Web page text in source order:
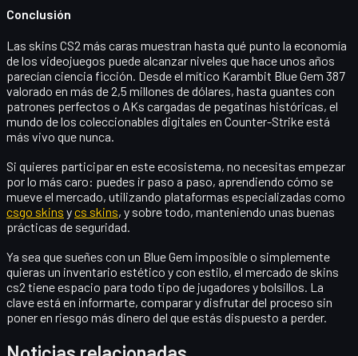
Conclusión
Las skins CS2 más caras muestran hasta qué punto la economía
de los videojuegos puede alcanzar niveles que hace unos años
parecían ciencia ficción. Desde el mítico Karambit Blue Gem 387
valorado en más de 2,5 millones de dólares, hasta guantes con
patrones perfectos o AKs cargadas de pegatinas históricas, el
mundo de los coleccionables digitales en Counter-Strike está
más vivo que nunca.
Si quieres participar en este ecosistema, no necesitas empezar
por lo más caro: puedes ir paso a paso, aprendiendo cómo se
mueve el mercado, utilizando plataformas especializadas como
csgo skins ycs skins, y sobre todo, manteniendo unas buenas
prácticas de seguridad.
Ya sea que sueñes con un Blue Gem imposible o simplemente
quieras un inventario estético y con estilo, el mercado de skins
cs2 tiene espacio para todo tipo de jugadores y bolsillos. La
clave está en informarte, comparar y disfrutar del proceso sin
poner en riesgo más dinero del que estás dispuesto a perder.